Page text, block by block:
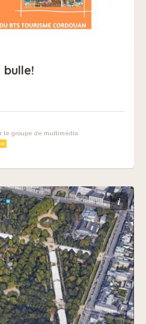
le groupe de multimédia
i